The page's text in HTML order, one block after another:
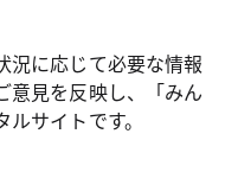
況に応じて必要な情報
意見を反映し、「みん
サイトです。